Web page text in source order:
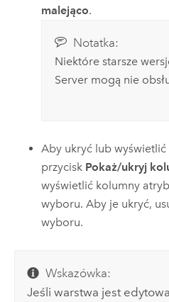
malejąco.
Notatka:
Niektóre starsze
Servermogą nie
Aby ukryć lub
przycisk Pokaż/ukryj
wyświetlić kolumny
wyboru. Aby je ukryć,
wyboru.
Wskazówka:
Jeśli warstwa jest